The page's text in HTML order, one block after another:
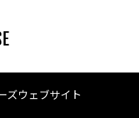
ズウェブサイト